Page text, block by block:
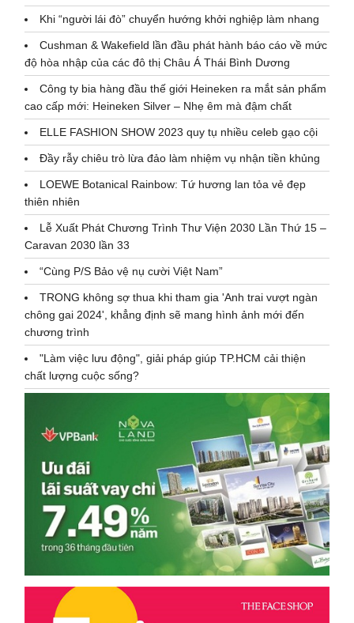
Khi “người lái đò” chuyển hướng khởi nghiệp làm nhang
Cushman & Wakefield lần đầu phát hành báo cáo về mức
độ hòa nhập của các đô thị Châu Á Thái Bình Dương
Công ty bia hàng đầu thế giới Heineken ra mắt sản phẩm
cao cấp mới: Heineken Silver – Nhẹ êm mà đậm chất
ELLE FASHION SHOW 2023 quy tụ nhiều celeb gạo cội
Đầy rẫy chiêu trò lừa đảo làm nhiệm vụ nhận tiền khủng
LOEWE Botanical Rainbow: Tứ hương lan tỏa vẻ đẹp
thiên nhiên
Lễ Xuất Phát Chương Trình Thư Viện 2030 Lần Thứ 15 –
Caravan 2030 lần 33
“Cùng P/S Bảo vệ nụ cười Việt Nam”
TRONG không sợ thua khi tham gia 'Anh trai vượt ngàn
chông gai 2024', khẳng định sẽ mang hình ảnh mới đến
chương trình
"Làm việc lưu động", giải pháp giúp TP.HCM cải thiện
chất lượng cuộc sống?